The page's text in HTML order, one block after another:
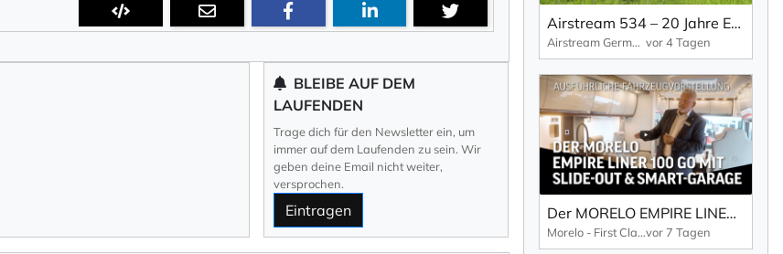
BLEIBE AUF DEM
LAUFENDEN
Trage dich für den Newsletter ein, um
immer auf dem Laufenden zu sein. Wir
geben deine Email nicht weiter,
versprochen.
Eintragen
Airstream 534 – 20 Jahre Europa Edition -Sondermodell
Airstream Germany vor 4 Tagen
Der MORELO EMPIRE LINER 100 GO | Luxus-Reisemobil mit Slide-Out & Smart-Garage – sofort verfügbar
Morelo - First Class Reisemobilevor 7 Tagen